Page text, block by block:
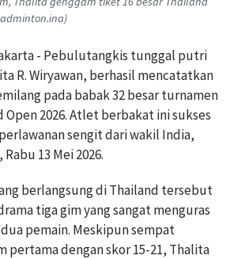
- Pebulutangkis tunggal putri
R. Wiryawan, berhasil mencatatkan
pada babak 32 besar turnamen
Open 2026. Atlet berbakat ini sukses
sengit dari wakil India,
13 Mei 2026.
berlangsung di Thailand tersebut
tiga gim yang sangat menguras
pemain. Meskipun sempat
pertama dengan skor 15-21, Thalita